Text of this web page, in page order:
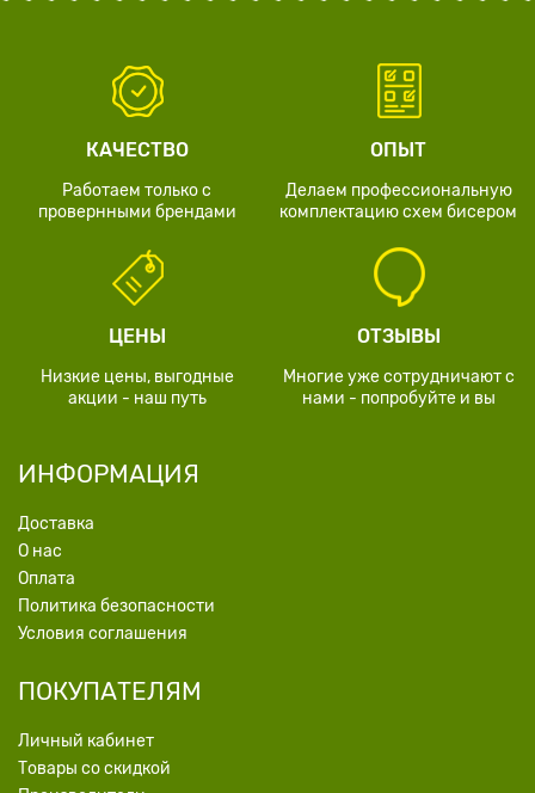
КАЧЕСТВО
Работаем только с
провернными брендами
ОПЫТ
Делаем профессиональную
комплектацию схем бисером
ЦЕНЫ
Низкие цены, выгодные
акции - наш путь
ОТЗЫВЫ
Многие уже сотрудничают с
нами - попробуйте и вы
ИНФОРМАЦИЯ
Доставка
О нас
Оплата
Политика безопасности
Условия соглашения
ПОКУПАТЕЛЯМ
Личный кабинет
Товары со скидкой